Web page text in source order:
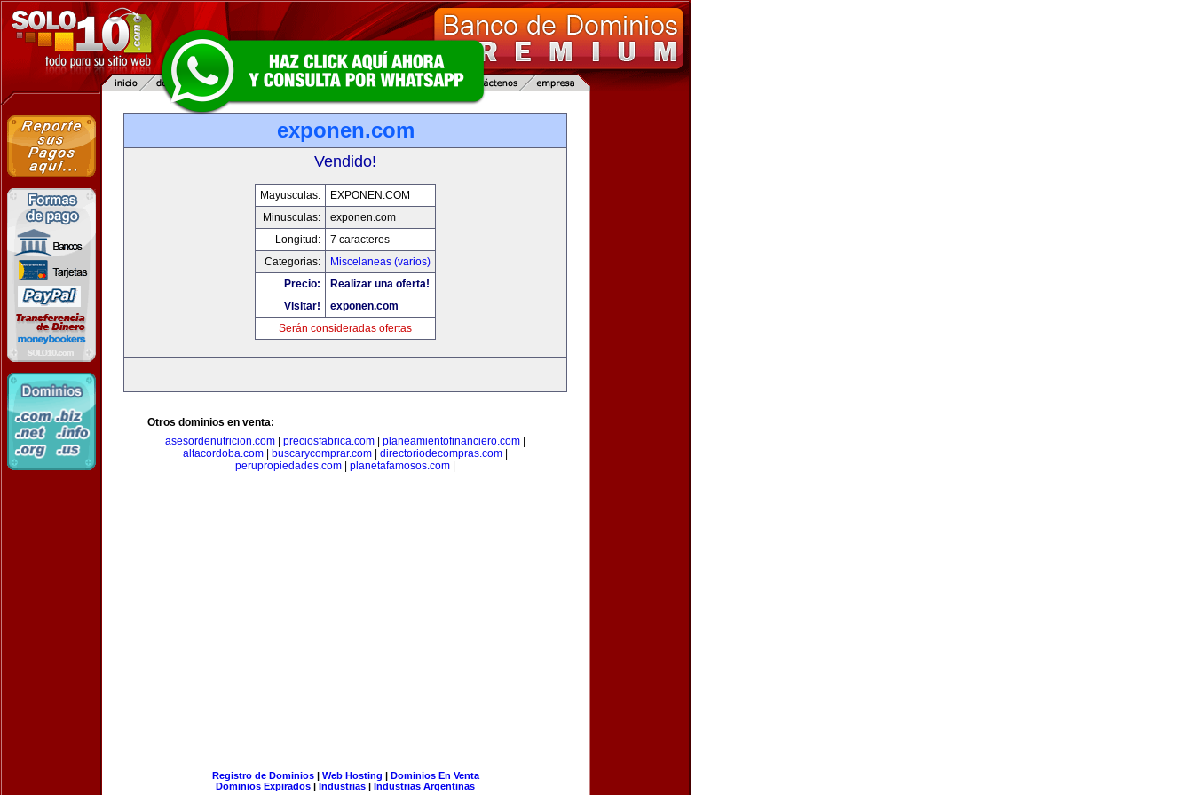
exponen.com
Vendido!
Mayusculas:
EXPONEN.COM
Minusculas:
exponen.com
Longitud:
7 caracteres
Categorias:
Miscelaneas (varios)
Precio:
Realizar una oferta!
Visitar!
exponen.com
Serán consideradas ofertas
Otros dominios en venta:
asesordenutricion.com
preciosfabrica.com planeamientofinanciero.com
altacordoba.com
buscarycomprar.com directoriodecompras.com
perupropiedades.com
planetafamosos.com
Registro de Dominios| Web Hosting | Dominios En Venta
Dominios Expirados | Industrias | Industrias Argentinas